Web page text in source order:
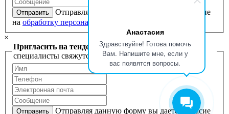
Анастасия
Здравствуйте! Готова помочь
Вам. Напишите мне, если у
вас появятся вопросы.
Отправить
Отправляя данную форму вы даете согласие
на обработку персональных данных
×
Пригласить на тендер
Оставьте заявку и наши
специалисты свяжутся с Вами в ближайшее время!
Отправить Отправляя данную форму вы даете согласие